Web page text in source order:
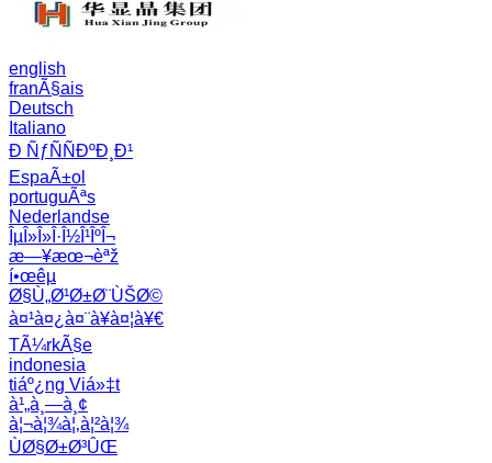
english
franÃ§ais
Deutsch
Italiano
Ð ÑƒÑÑÐºÐ¸Ð¹
EspaÃ±ol
portuguÃªs
Nederlandse
ÎµÎ»Î»Î·Î½Î¹ÎºÎ¬
æ—¥æœ¬èªž
í•œêµ­
Ø§Ù„Ø¹Ø±Ø¨ÙŠØ©
à¤¹à¤¿à¤¨à¥à¤¦à¥€
TÃ¼rkÃ§e
indonesia
tiáº¿ng Viá»‡t
à¹„à¸—à¸¢
à¦¬à¦¾à¦‚à¦²à¦¾
ÙØ§Ø±Ø³ÛŒ